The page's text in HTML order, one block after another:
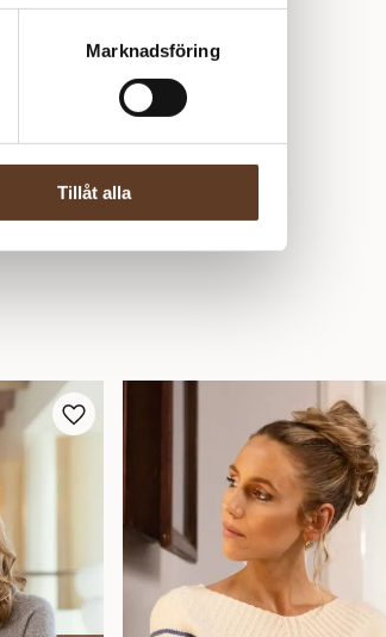
Marknadsföring
Tillåt alla
för både små och stora projekt.